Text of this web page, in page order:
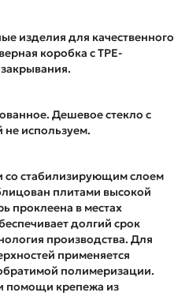
изделия для качественного
коробка с TPE-
Дешевое стекло с
не используем.
со стабилизирующим слоем
плитами высокой
проклеена в местах
долгий срок
производства. Для
применяется
полимеризации.
помощи крепежа из